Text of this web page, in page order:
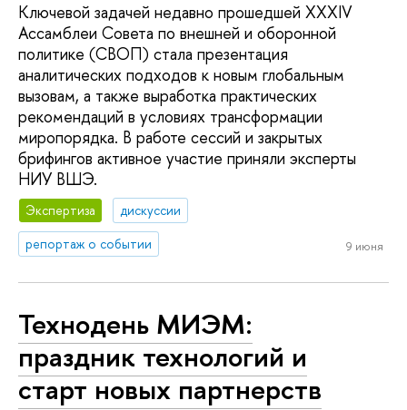
Ключевой задачей недавно прошедшей XXXIV
Ассамблеи Совета по внешней и оборонной
политике (СВОП) стала презентация
аналитических подходов к новым глобальным
вызовам, а также выработка практических
рекомендаций в условиях трансформации
миропорядка. В работе сессий и закрытых
брифингов активное участие приняли эксперты
НИУ ВШЭ.
Экспертиза
дискуссии
репортаж о событии
9 июня
Технодень МИЭМ:
праздник технологий и
старт новых партнерств